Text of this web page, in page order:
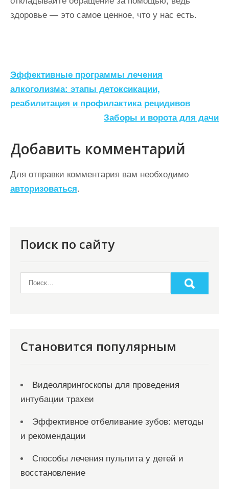
здоровье — это самое ценное, что у нас есть.
Н
а
в
г
а
ц
и
м
Эффективные программы лечения
алкоголизма: этапы детоксикации,
реабилитация и профилактика рецидивов
Заборы и ворота для дачи
Добавить комментарий
Для отправки комментария вам необходимо
авторизоваться.
Поиск по сайту
Становится популярным
Видеолярингоскопы для проведения
интубации трахеи
Эффективное отбеливание зубов: методы
и рекомендации
Способы лечения пульпита у детей и
восстановление